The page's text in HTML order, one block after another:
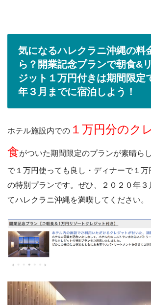
気になるハレクラニ沖縄の料
ら？開業記念プランで朝食&
ジット１万円付きは期間限定
年３月までに宿泊しよう！
ホテル施設内での １万円分のク
食がついた期間限定のプランが素晴ら
で１万円使っても良し・ディナーで１万
の特別プランです。ぜひ、２０２０年３
てハレクラニ沖縄を満喫してください。